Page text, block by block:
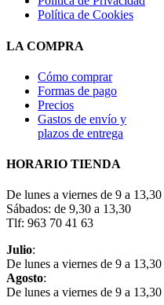
Política de Cookies
LA COMPRA
Cómo comprar
Formas de pago
Precios
Gastos de envío y
plazos de entrega
HORARIO TIENDA
De lunes a viernes de 9 a
Sábados: de 9,30 a 13,30
Tlf: 963 70 41 63
Julio:
De lunes a viernes de 9 a
Agosto:
De lunes a viernes de 9 a 13,30